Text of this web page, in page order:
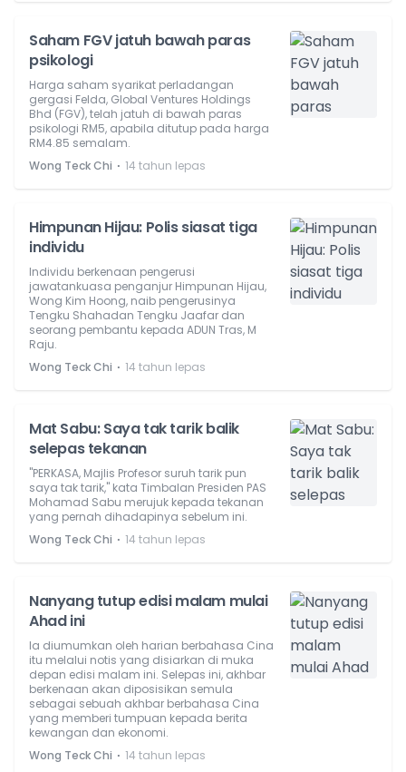
Saham FGV jatuh bawah paras
psikologi
Harga saham syarikat perladangan
gergasi Felda, Global Ventures Holdings
Bhd (FGV), telah jatuh di bawah paras
psikologi RM5, apabila ditutup pada harga
RM4.85 semalam.
Wong Teck Chi ⋅ 14 tahun lepas
Himpunan Hijau: Polis siasat tiga
individu
Individu berkenaan pengerusi
jawatankuasa penganjur Himpunan Hijau,
Wong Kim Hoong, naib pengerusinya
Tengku Shahadan Tengku Jaafar dan
seorang pembantu kepada ADUN Tras, M
Raju.
Wong Teck Chi ⋅ 14 tahun lepas
Mat Sabu: Saya tak tarik balik
selepas tekanan
"PERKASA, Majlis Profesor suruh tarik pun
saya tak tarik," kata Timbalan Presiden PAS
Mohamad Sabu merujuk kepada tekanan
yang pernah dihadapinya sebelum ini.
Wong Teck Chi ⋅ 14 tahun lepas
Nanyang tutup edisi malam mulai
Ahad ini
Ia diumumkan oleh harian berbahasa Cina
itu melalui notis yang disiarkan di muka
depan edisi malam ini. Selepas ini, akhbar
berkenaan akan diposisikan semula
sebagai sebuah akhbar berbahasa Cina
yang memberi tumpuan kepada berita
kewangan dan ekonomi.
Wong Teck Chi ⋅ 14 tahun lepas